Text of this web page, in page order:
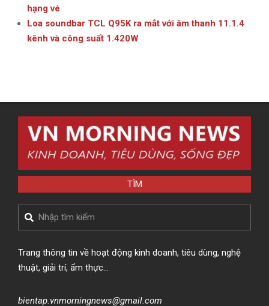
hạng vé
Loa soundbar TCL Q95K ra mắt với âm thanh 11.1.4
kênh và công suất 1.420W
TÌM
Search
Trang thông tin về hoạt động kinh doanh, tiêu dùng, nghệ
thuật, giải trí, ẩm thực…
bientap.vnmorningnews@gmail.com